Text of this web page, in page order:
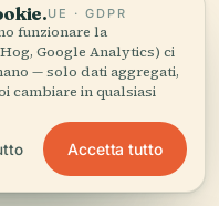
UE · GDPR
funzionare la
Google Analytics) ci
— solo dati aggregati,
cambiare in qualsiasi
Accetta tutto